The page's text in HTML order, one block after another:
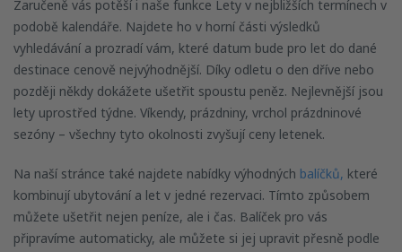
Zaručeně vás potěší i naše funkce Lety v nejbližších termínech v
podobě kalendáře. Najdete ho v horní části výsledků
vyhledávání a prozradí vám, které datum bude pro let do dané
destinace cenově nejvýhodnější. Díky odletu o den dříve nebo
později někdy dokážete ušetřit spoustu peněz. Nejlevnější jsou
lety uprostřed týdne. Víkendy, prázdniny, vrchol prázdninové
sezóny – všechny tyto okolnosti zvyšují ceny letenek.
Na naší stránce také najdete nabídky výhodných balíčků, které
kombinují ubytování a let v jedné rezervaci. Tímto způsobem
můžete ušetřit nejen peníze, ale i čas. Balíček pro vás
připravíme automaticky, ale můžete si jej upravit přesně podle